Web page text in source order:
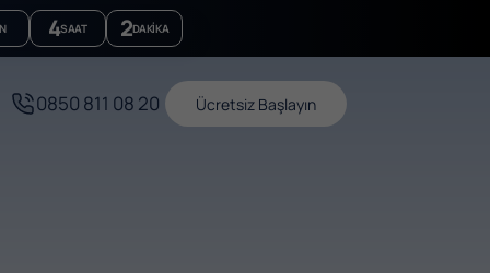
4SAAT 2DAKIKA
0850 811 08 20 Ücretsiz Başlayın